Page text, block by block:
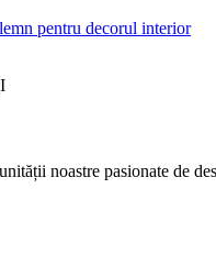
pentru decorul interior
noastre pasionate de